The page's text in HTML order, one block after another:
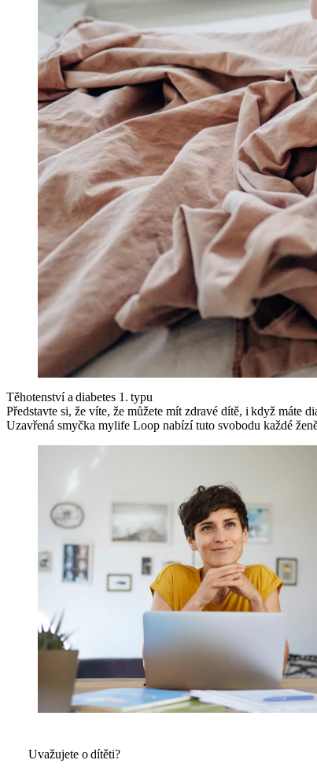
Těhotenství a diabetes 1. typu
Představte si, že víte, že můžete mít zdravé dítě, i když máte
Uzavřená smyčka mylife Loop nabízí tuto svobodu každé
Uvažujete o dítěti?